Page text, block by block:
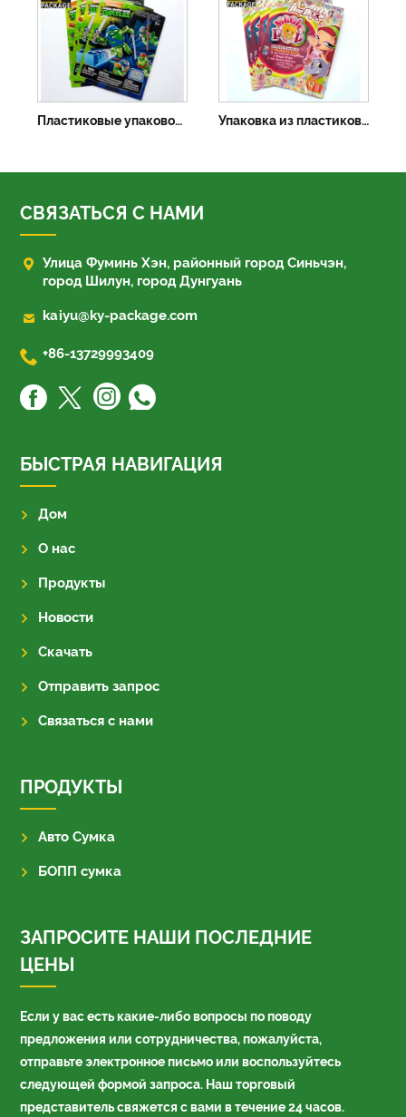
Пластиковые упаковочные пакеты из алюминиевой фольги для игрушек Упаковка из пластиковой фольги для коллекционных карточек, термосварка
СВЯЗАТЬСЯ С НАМИ
 Улица Фуминь Хэн, районный город Синьчэн,
город Шилун, город Дунгуань
 kaiyu@ky-package.com
 +86-13729993409
БЫСТРАЯ НАВИГАЦИЯ
Дом
О нас
Продукты
Новости
Скачать
Отправить запрос
Связаться с нами
ПРОДУКТЫ
Авто Сумка
БОПП сумка
ЗАПРОСИТЕ НАШИ ПОСЛЕДНИЕ
ЦЕНЫ
Если у вас есть какие-либо вопросы по поводу
предложения или сотрудничества, пожалуйста,
отправьте электронное письмо или воспользуйтесь
следующей формой запроса. Наш торговый
представитель свяжется с вами в течение 24 часов.